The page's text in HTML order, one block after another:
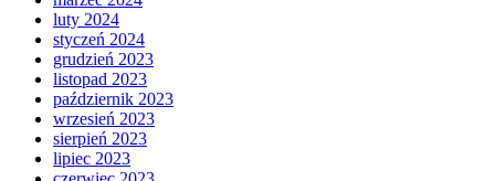
luty 2024
styczeń 2024
grudzień 2023
listopad 2023
październik 2023
wrzesień 2023
sierpień 2023
lipiec 2023